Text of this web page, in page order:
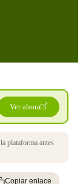
Ver ahora
plataforma antes
Copiar enlace